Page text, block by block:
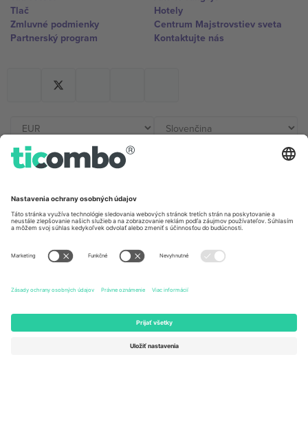
Tlač
Zmluvné podmienky
Partnerský program
Hotely
Centrum Majstrovstiev sveta
Kontaktujte nás
Unter den Linden 24, 10117
167 City Road, London, Greater
Kingdom
United States
Newark, Delaware 19713, United
States
Switzerland
Engelberg, Switzerland